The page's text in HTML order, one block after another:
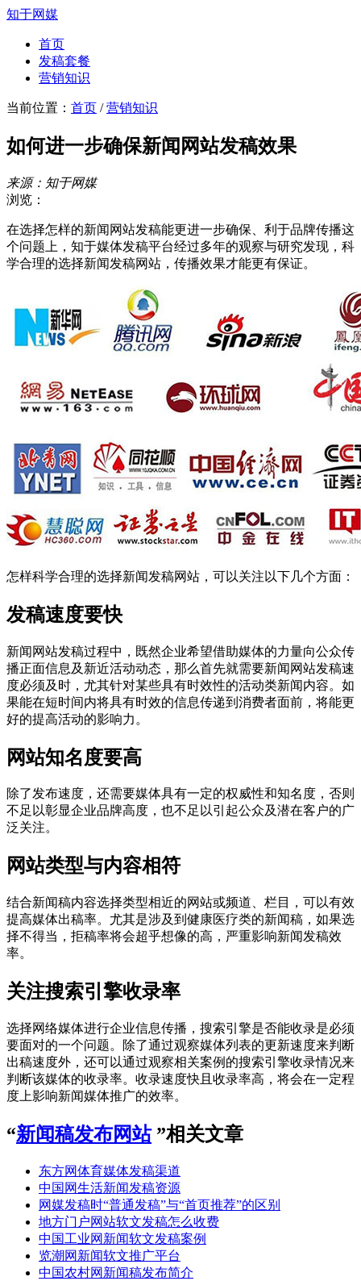
知于网媒
首页
发稿套餐
营销知识
当前位置： 首页 /营销知识
如何进一步确保新闻网站发稿效果
来源：知于网媒
浏览：
在选择怎样的新闻网站发稿能更进一步确保、利于品牌传播这
个问题上，知于媒体发稿平台经过多年的观察与研究发现，科
学合理的选择新闻发稿网站，传播效果才能更有保证。
怎样科学合理的选择新闻发稿网站，可以关注以下几个方面：
发稿速度要快
新闻网站发稿过程中，既然企业希望借助媒体的力量向公众传
播正面信息及新近活动动态，那么首先就需要新闻网站发稿速
度必须及时，尤其针对某些具有时效性的活动类新闻内容。如
果能在短时间内将具有时效的信息传递到消费者面前，将能更
好的提高活动的影响力。
网站知名度要高
除了发布速度，还需要媒体具有一定的权威性和知名度，否则
不足以彰显企业品牌高度，也不足以引起公众及潜在客户的广
泛关注。
网站类型与内容相符
结合新闻稿内容选择类型相近的网站或频道、栏目，可以有效
提高媒体出稿率。尤其是涉及到健康医疗类的新闻稿，如果选
择不得当，拒稿率将会超乎想像的高，严重影响新闻发稿效
率。
关注搜索引擎收录率
选择网络媒体进行企业信息传播，搜索引擎是否能收录是必须
要面对的一个问题。除了通过观察媒体列表的更新速度来判断
出稿速度外，还可以通过观察相关案例的搜索引擎收录情况来
判断该媒体的收录率。收录速度快且收录率高，将会在一定程
度上影响新闻媒体推广的效率。
“新闻稿发布网站”相关文章
东方网体育媒体发稿渠道
中国网生活新闻发稿资源
网媒发稿时“普通发稿”与“首页推荐”的区别
地方门户网站软文发稿怎么收费
中国工业网新闻软文发稿案例
览潮网新闻软文推广平台
中国农村网新闻稿发布简介